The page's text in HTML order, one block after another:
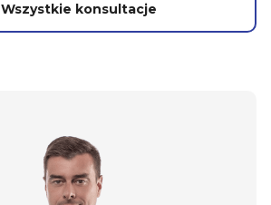
Wszystkie konsultacje